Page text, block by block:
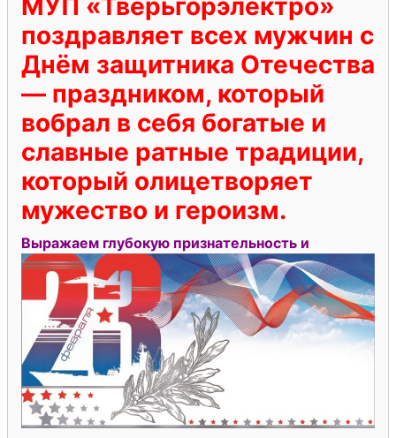
МУП «Тверьгорэлектро»
поздравляет всех мужчин с
Днём защитника Отечества
— праздником, который
вобрал в себя богатые и
славные ратные традиции,
который олицетворяет
мужество и героизм.
Выражаем глубокую признательность и